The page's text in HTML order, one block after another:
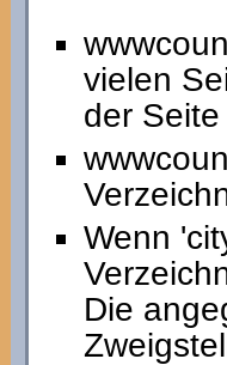
vielen
der
Wenn
Die